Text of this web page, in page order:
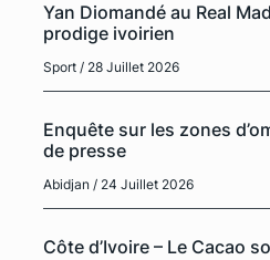
Yan Diomandé au Real
prodige ivoirien
Sport / 28 Juillet 2026
Enquête sur les zones
de presse
Abidjan / 24 Juillet 2026
Côte d’Ivoire – Le Cacao